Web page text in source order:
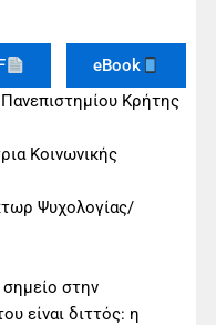
eBook
Κρήτης
Κοινωνικής
Ψυχολογίας/
σημείο στην
είναι διττός: η